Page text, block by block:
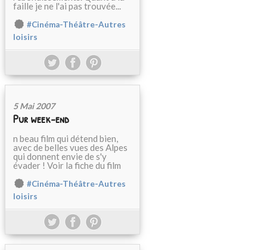
faille je ne l'ai pas trouvée...
#Cinéma-Théâtre-Autres
loisirs
5 Mai 2007
Pur week-end
n beau film qui détend bien,
avec de belles vues des Alpes
qui donnent envie de s'y
évader ! Voir la fiche du film
#Cinéma-Théâtre-Autres
loisirs